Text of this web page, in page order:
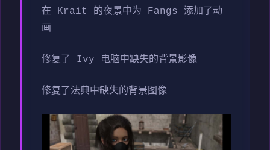
在 Krait 的夜景中为 Fangs 添加了动
画
修复了 Ivy 电脑中缺失的背景影像
修复了法典中缺失的背景图像